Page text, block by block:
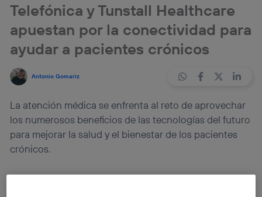
Telefónica y Tunstall Healthcare
apuestan por la conectividad para
ayudar a pacientes crónicos
Antonio Gomariz
La atención médica se enfrenta al reto de aprovechar
los numerosos beneficios de las tecnologías del futuro
para mejorar la salud y el bienestar de los pacientes
crónicos.